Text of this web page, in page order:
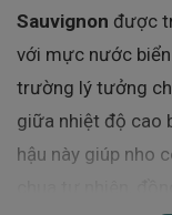
Sauvignon được
với mực nước
trường lý tưởng
giữa nhiệt độ cao
hậu này giúp nho